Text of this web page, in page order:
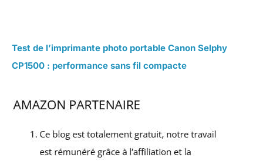
Test de l’imprimante photo portable Canon Selphy
CP1500 : performance sans fil compacte